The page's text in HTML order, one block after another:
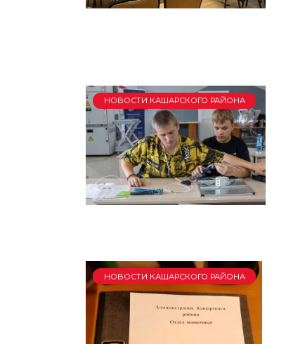
НОВОСТИ КАШАРСКОГО РАЙОНА
НОВОСТИ КАШАРСКОГО РАЙОНА